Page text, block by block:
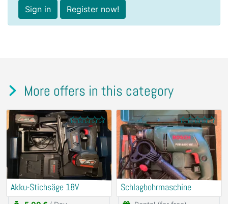
Sign in Register now!
More offers in this category
Akku-Stichsäge 18V Schlagbohrmaschine